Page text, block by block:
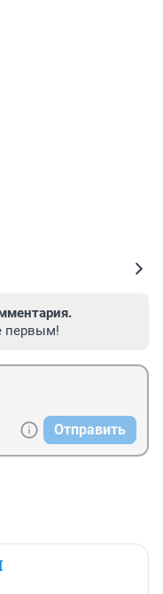
первым!
Отправить